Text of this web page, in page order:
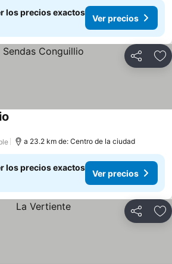
los precios exactos
Ver precios
Compartir
a 23.2 km de: Centro de la ciudad
los precios exactos
Ver precios
Compartir